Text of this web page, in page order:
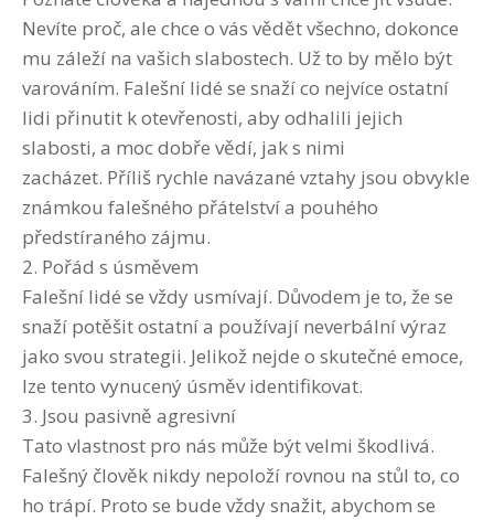
Nevíte proč, ale chce o vás vědět všechno, dokonce
mu záleží na vašich slabostech. Už to by mělo být
varováním. Falešní lidé se snaží co nejvíce ostatní
lidi přinutit k otevřenosti, aby odhalili jejich
slabosti, a moc dobře vědí, jak s nimi
zacházet. Příliš rychle navázané vztahy jsou obvykle
známkou falešného přátelství a pouhého
předstíraného zájmu.
2. Pořád s úsměvem
Falešní lidé se vždy usmívají. Důvodem je to, že se
snaží potěšit ostatní a používají neverbální výraz
jako svou strategii. Jelikož nejde o skutečné emoce,
lze tento vynucený úsměv identifikovat.
3. Jsou pasivně agresivní
Tato vlastnost pro nás může být velmi škodlivá.
Falešný člověk nikdy nepoloží rovnou na stůl to, co
ho trápí. Proto se bude vždy snažit, abychom se